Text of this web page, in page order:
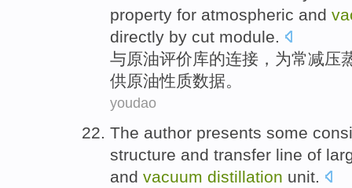
property for atmospheric and
directly by cut module.
与原油评价库的连接 ， 为常减压
供原油性质数据。
youdao
The author presents some
structure and transfer line of
and vacuum distillation unit.